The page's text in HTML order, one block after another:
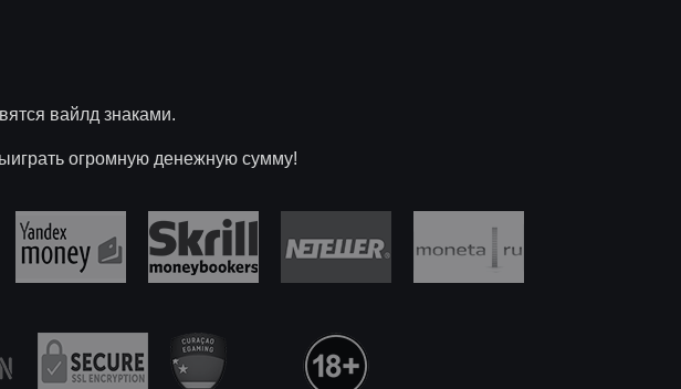
вайлд знаками.
огромную денежную сумму!